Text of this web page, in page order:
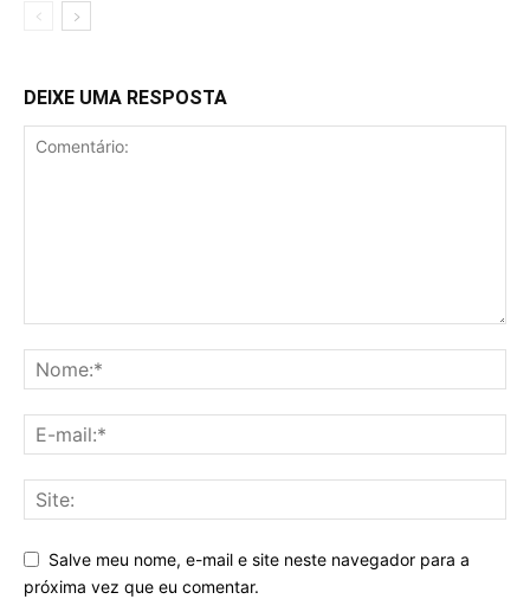
DEIXE UMA RESPOSTA
Salve meu nome, e-mail e site neste navegador para a
próxima vez que eu comentar.